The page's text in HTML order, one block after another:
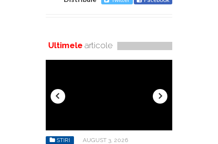
Ultimele articole
STIRI AUGUST 3, 2026